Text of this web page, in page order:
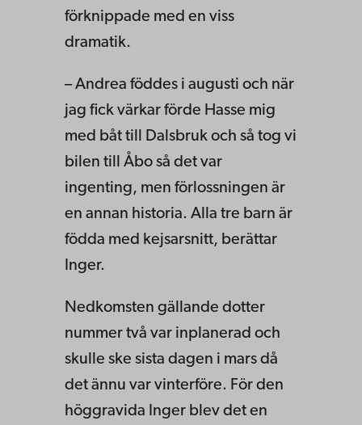
förknippade med en viss
dramatik.
– Andrea föddes i augusti och när
jag fick värkar förde Hasse mig
med båt till Dalsbruk och så tog vi
bilen till Åbo så det var
ingenting, men förlossningen är
en annan historia. Alla tre barn är
födda med kejsarsnitt, berättar
Inger.
Nedkomsten gällande dotter
nummer två var inplanerad och
skulle ske sista dagen i mars då
det ännu var vinterföre. För den
höggravida Inger blev det en